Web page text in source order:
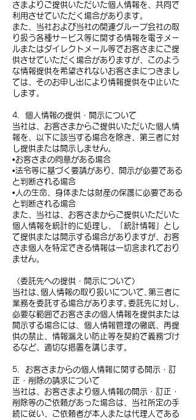
さまよりご提供いただいた個人情報を、共同で
利用させていただく場合があります。
また、当社および当社の関連グループ会社の取
り扱う各種サービス等に関する情報を電子メー
ルまたはダイレクトメール等でお客さまにご提
供させていただく場合がありますが、このよう
な情報提供を希望されないお客さまにつきまし
ては、そのお申し出により情報提供を中止いた
します。
4．個人情報の提供・開示について
当社は、お客さまからご提供いただいた個人情
報を、以下に該当する場合を除き、第三者に対
し提供または開示しません。
•お客さまの同意がある場合
•法令等に基づく要請があり、開示が必要である
と判断される場合
•人の生命、身体または財産の保護に必要である
と判断される場合
また、当社は、お客さまからご提供いただいた
個人情報を統計的に処理し、「統計情報」とし
て提供または開示する場合がありますが、お客
さま個人を特定できる情報は一切含まれており
ません。
〈委託先への提供・開示について〉
当社は､個人情報の取り扱いについて､第三者に
業務を委託する場合があります｡委託先に対し、
必要な範囲でお客さまの個人情報を提供または
開示する場合には、個人情報管理の徹底、再提
供の禁止、情報漏えい防止等を契約で義務づけ
るなど、適切な措置を講じます。
5．お客さまからの個人情報に関する開示・訂
正・削除の請求について
当社は、お客さまより個人情報の開示・訂正・
削除等のご依頼があった場合は、当社所定の手
続に従い、ご依頼者が本人または代理人である